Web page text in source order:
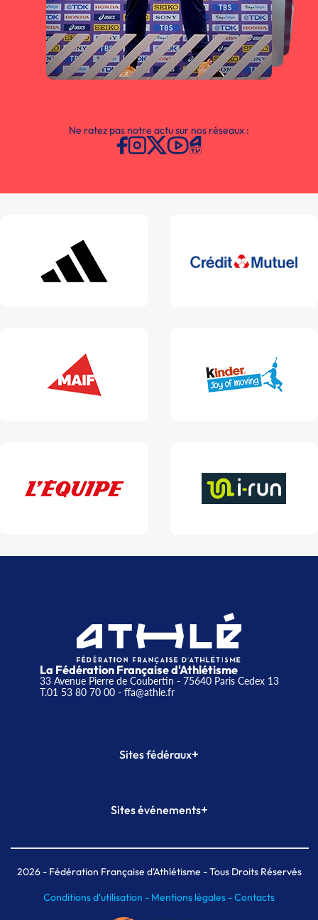
Ne ratez pas notre actu sur nos réseaux :
La Fédération Française d'Athlétisme
33 Avenue Pierre de Coubertin - 75640 Paris Cedex 13
T.01 53 80 70 00- ffa@athle.fr
Sites fédéraux+
Plateforme Formation
Sites événements+
Meeting de Paris indoor
MAIF Ekiden de Paris
2026- Fédération Française d'Athlétisme - Tous Droits Réservés
Conditions d'utilisation - Mentions légales -Contacts